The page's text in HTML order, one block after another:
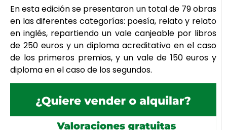
En esta edición se presentaron un total de 79 obras
en las diferentes categorías: poesía, relato y relato
en inglés, repartiendo un vale canjeable por libros
de 250 euros y un diploma acreditativo en el caso
de los primeros premios, y un vale de 150 euros y
diploma en el caso de los segundos.